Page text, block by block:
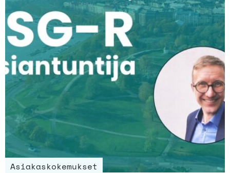
Asiakaskokemukset